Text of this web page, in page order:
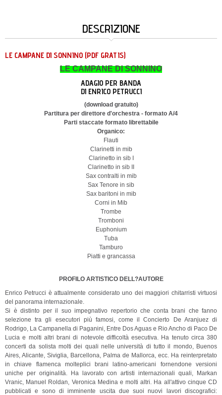
DESCRIZIONE
LE CAMPANE DI SONNINO (PDF GRATIS)
LE CAMPANE DI SONNINO
ADAGIO PER BANDA
DI ENRICO PETRUCCI
(download gratuito)
Partitura per direttore d'orchestra - formato A/4
Parti staccate formato librettabile
Organico:
Flauti
Clarinetti in mib
Clarinetto in sib I
Clarinetto in sib II
Sax contralti in mib
Sax Tenore in sib
Sax baritoni in mib
Corni in Mib
Trombe
Tromboni
Euphonium
Tuba
Tamburo
Piatti e grancassa
PROFILO ARTISTICO DELL?AUTORE
Enrico Petrucci è attualmente considerato uno dei maggiori chitarristi virtuosi
del panorama internazionale.
Si è distinto per il suo impegnativo repertorio che conta brani che fanno
selezione tra gli esecutori più famosi, come il Concierto De Aranjuez di
Rodrigo, La Campanella di Paganini, Entre Dos Aguas e Rio Ancho di Paco De
Lucia e molti altri brani di notevole difficoltà esecutiva. Ha tenuto circa 380
concerti da solista molti dei quali nelle università di tutto il mondo, Buenos
Aires, Alicante, Siviglia, Barcellona, Palma de Mallorca, ecc. Ha reinterpretato
in chiave flamenca molteplici brani latino-americani fornendone versioni
uniche per originalità. Ha lavorato con artisti internazionali quali, Markan
Vranic, Manuel Roldan, Veronica Medina e molti altri. Ha all'attivo cinque CD
pubblicati e sono di imminente uscita due suoi nuovi lavori discografici: